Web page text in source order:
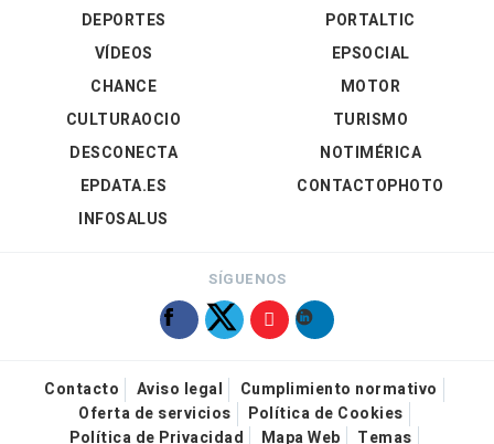
DEPORTES
VÍDEOS
PORTALTIC
EPSOCIAL
CHANCE
CULTURAOCIO
DESCONECTA
EPDATA.ES
INFOSALUS
MOTOR
TURISMO
NOTIMÉRICA
CONTACTOPHOTO
SÍGUENOS
Contacto Aviso legal
Cumplimiento normativo
Oferta de servicios
Política de Cookies
Política de Privacidad
Mapa Web Temas